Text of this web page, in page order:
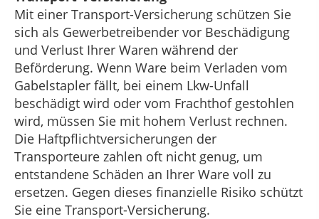
Mit einer Transport-Versicherung schützen Sie
sich als Gewerbetreibender vor Beschädigung
und Verlust Ihrer Waren während der
Beförderung. Wenn Ware beim Verladen vom
Gabelstapler fällt, bei einem Lkw-Unfall
beschädigt wird oder vom Frachthof gestohlen
wird, müssen Sie mit hohem Verlust rechnen.
Die Haftpflichtversicherungen der
Transporteure zahlen oft nicht genug, um
entstandene Schäden an Ihrer Ware voll zu
ersetzen. Gegen dieses finanzielle Risiko schützt
Sie eine Transport-Versicherung.